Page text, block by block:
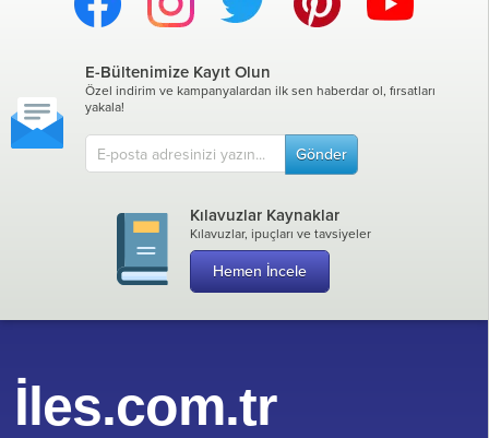
E-Bültenimize Kayıt Olun
Özel indirim ve kampanyalardan ilk sen haberdar ol, fırsatları
yakala!
Gönder
Kılavuzlar Kaynaklar
Kılavuzlar, ipuçları ve tavsiyeler
Hemen İncele
İles.com.tr